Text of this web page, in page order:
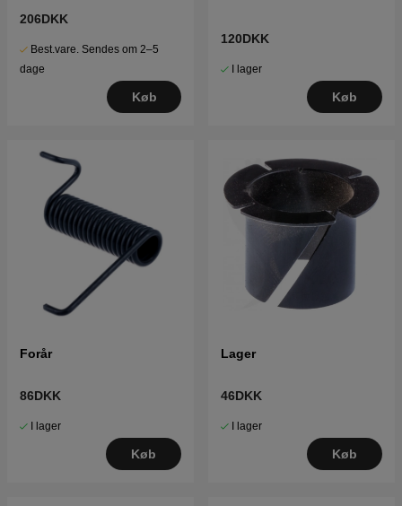
206DKK
Best.vare. Sendes om 2–5
dage
Køb
120DKK
I lager
Køb
Forår
86DKK
I lager
Køb
Lager
46DKK
I lager
Køb